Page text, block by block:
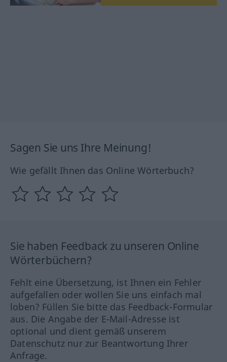
Sagen Sie uns Ihre Meinung!
Wie gefällt Ihnen das Online Wörterbuch?
Sie haben Feedback zu unseren Online
Wörterbüchern?
Fehlt eine Übersetzung, ist Ihnen ein Fehler
aufgefallen oder wollen Sie uns einfach mal
loben? Füllen Sie bitte das Feedback-Formular
aus. Die Angabe der E-Mail-Adresse ist
optional und dient gemäß unserem
Datenschutz nur zur Beantwortung Ihrer
Anfrage.